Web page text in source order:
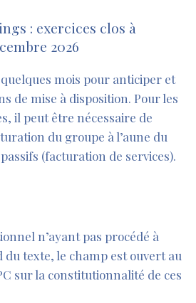
: exercices clos à
2026
mois pour anticiper et
de mise à disposition. Pour les
il peut être nécessaire de
du groupe à l’aune du
(facturation de services).
n’ayant pas procédé à
du texte, le champ est ouvert au
sur la constitutionnalité de ces